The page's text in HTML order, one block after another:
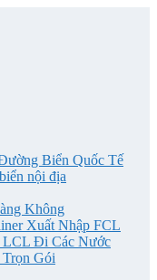
Biển Quốc Tế
nội địa
Không
Xuất Nhập FCL
LCL Đi Các Nước
Gói